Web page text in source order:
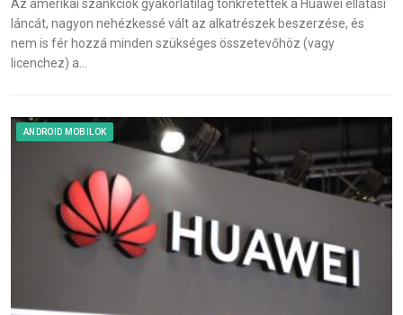
Az amerikai szankciók gyakorlatilag tönkretették a Huawei ellátási
láncát, nagyon nehézkessé vált az alkatrészek beszerzése, és
nem is fér hozzá minden szükséges összetevőhöz (vagy
licenchez) a…
ANDROID MOBILOK